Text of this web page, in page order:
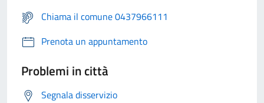
Chiama il comune 0437966111
Prenota un appuntamento
Problemi in città
Segnala disservizio